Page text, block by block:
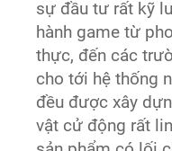
sự đầu tư rất kỹ
hành game từ
thực, đến các
cho tới hệ thống
đều được xây
vật cử động rất